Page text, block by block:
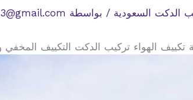
الدكت السعودية / بواسطة
الهواء تركيب الدكت التكييف المخفي